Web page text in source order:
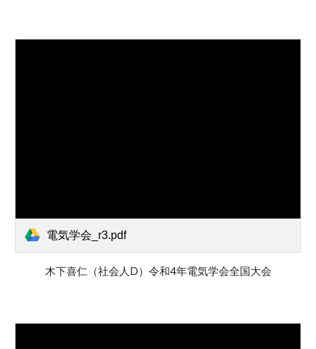
電気学会_r3.pdf
木下喜仁（社会人D）令和4年電気学会全国大会